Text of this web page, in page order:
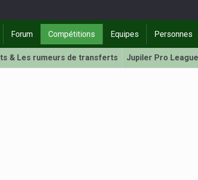
Forum Compétitions Equipes Personnes
& Les rumeurs de transferts Jupiler Pro League